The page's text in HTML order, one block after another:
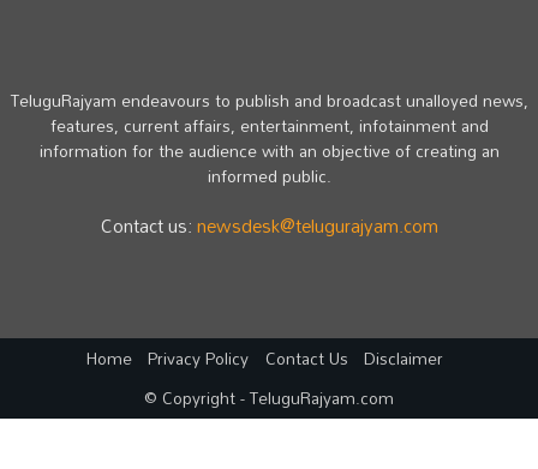
TeluguRajyam endeavours to publish and broadcast unalloyed news,
features, current affairs, entertainment, infotainment and
information for the audience with an objective of creating an
informed public.
Contact us:newsdesk@telugurajyam.com
Home Privacy Policy Contact Us Disclaimer
© Copyright - TeluguRajyam.com